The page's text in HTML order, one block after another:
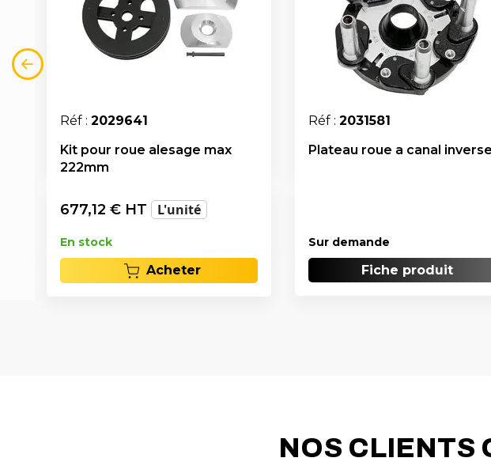
Réf : 2029641
Kit pour roue alesage max
222mm
677,12 € HT L'unité
En stock
Acheter
Réf : 2031581
Plateau roue a canal inverse
Sur demande
Fiche produit
NOS CLIENTS